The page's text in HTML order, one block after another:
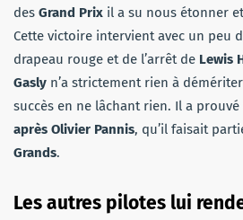
des Grand Prix il a su nous étonner
Cette victoire intervient avec un peu
drapeau rouge et de l’arrêt de Lewis
Gasly n’a strictement rien à
succès en ne lâchant rien. Il a prouvé
après Olivier Pannis, qu’il faisait
Grands.
Les autres pilotes lui